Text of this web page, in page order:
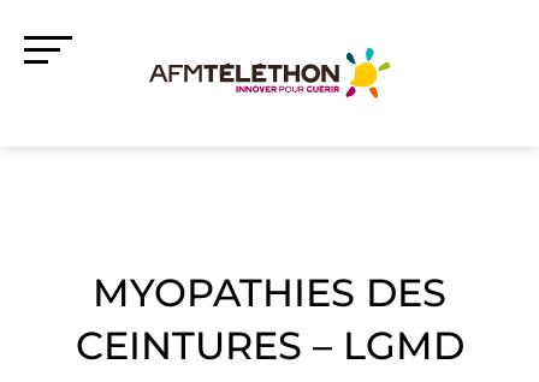
MYOPATHIES DES
CEINTURES – LGMD